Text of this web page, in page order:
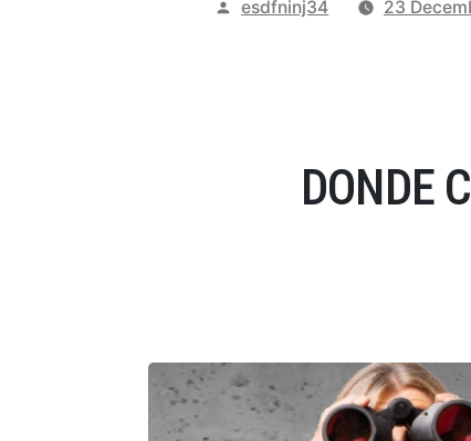
Posted
esdfninj34 23
DONDE